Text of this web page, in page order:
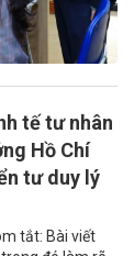
tế tư nhân
Hồ Chí
tư duy lý
tắt: Bài viết